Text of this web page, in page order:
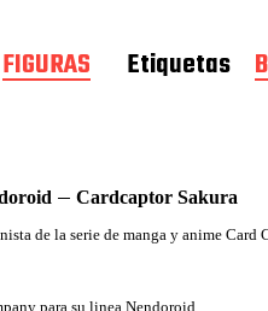
FIGURAS Etiquetas
– Cardcaptor Sakura
de la serie de manga y anime Card
para su linea Nendoroid